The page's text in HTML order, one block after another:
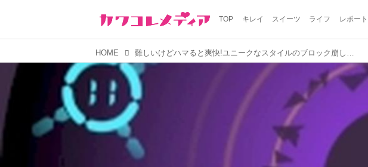
TOP キレイ スイーツ ライフ レポート
HOME 難しいけどハマると爽快!ユニークなスタイルのブロック崩しアクションゲームアプリ『Ball O』